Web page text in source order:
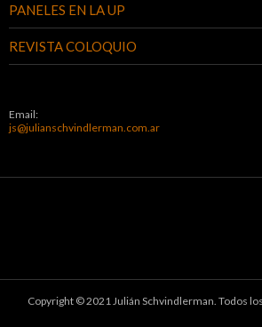
PANELES EN LA UP
REVISTA COLOQUIO
Email:
js@julianschvindlerman.com.ar
Copyright © 2021 Julián Schvindlerman. Todos